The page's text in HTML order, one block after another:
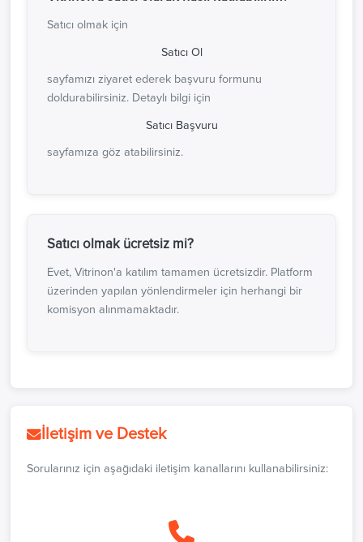
Satıcı olmak için
Satıcı Ol
sayfamızı ziyaret ederek başvuru formunu
doldurabilirsiniz. Detaylı bilgi için
Satıcı Başvuru
sayfamıza göz atabilirsiniz.
Satıcı olmak ücretsiz mi?
Evet, Vitrinon'a katılım tamamen ücretsizdir. Platform
üzerinden yapılan yönlendirmeler için herhangi bir
komisyon alınmamaktadır.
İletişim ve Destek
Sorularınız için aşağıdaki iletişim kanallarını kullanabilirsiniz: